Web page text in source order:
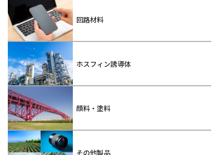
回路材料
ホスフィン誘導体
顔料・塗料
その他製品